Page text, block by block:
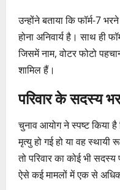
उन्होंने बताया कि फॉर्म-7
होना अनिवार्य है। साथ ही
जिसमें नाम, वोटर फोटो
शामिल हैं।
परिवार के सदस्य
चुनाव आयोग ने स्पष्ट किया
मृत्यु हो गई हो या वह स्थायी
तो परिवार का कोई भी
ऐसे कई मामलों में एक से